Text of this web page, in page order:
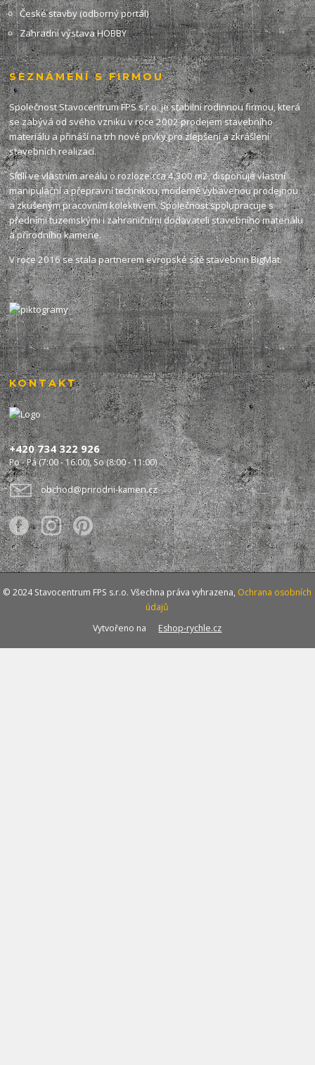
České stavby (odborný portál)
Zahradní výstava HOBBY
SEZNÁMENÍ S FIRMOU
Společnost Stavocentrum FPS s.r.o. je stabilní rodinnou firmou, která
se zabývá od svého vzniku v roce 2002 prodejem stavebního
materiálu a přináší na trh nové prvky pro zlepšení a zkrášlení
stavebních realizací.
Sídlí ve vlastním areálu o rozloze cca 4.300 m2, disponuje vlastní
manipulační a přepravní technikou, moderně vybavenou prodejnou
a zkušeným pracovním kolektivem. Společnost spolupracuje s
předními tuzemskými i zahraničními dodavateli stavebního materiálu
a přírodního kamene.
V roce 2016 se stala partnerem evropské sítě stavebninBigMat.
KONTAKT
+420 734 322 926
Po - Pá (7:00 - 16:00), So (8:00 - 11:00)
obchod@prirodni-kamen.cz
© 2024 Stavocentrum FPS s.r.o. Všechna práva vyhrazena, Ochrana osobních
údajů
Vytvořeno na
Eshop-rychle.cz